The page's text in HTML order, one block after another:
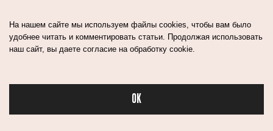
Бьюти в спорте
На нашем сайте мы используем файлы cookies, чтобы вам было
удобнее читать и комментировать статьи. Продолжая использовать
наш сайт, вы даете согласие на обработку cookie.
OK